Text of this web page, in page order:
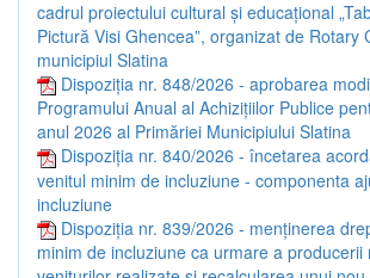
cadrul proiectului cultural și educațional
Pictură Visi Ghencea”, organizat de Rotary
municipiul Slatina
Dispoziția nr. 848/2026 - aprobarea
Programului Anual al Achizițiilor Publice
anul 2026 al Primăriei Municipiului Slatina
Dispoziția nr. 840/2026 - încetarea
venitul minim de incluziune - componenta
incluziune
Dispoziția nr. 839/2026 - menținerea
minim de incluziune ca urmare a producerii